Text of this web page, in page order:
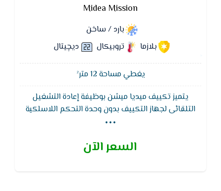
Midea Mission
بارد / ساخن
بلازما
تروبيكال ديچيتال
يغطي مساحة 12 متر²
يتميز تكييف ميديا ميشن بوظيفة إعادة التشغيل
التلقائى لجهاز التكييف بدون وحدة التحكم اللاسلكية
فلاتر تنقيه لمقاومه الاتربه و الجراثيم و ادخنه السجائر
...
السعر الآن